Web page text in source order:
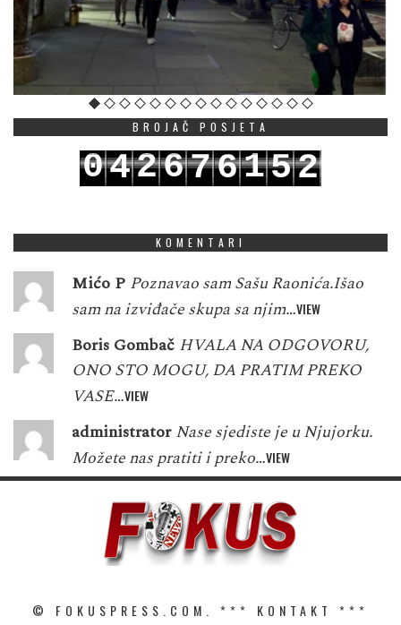
BROJAČ POSJETA
042676152
KOMENTARI
Mićo P Poznavao sam Sašu Raonića.Išao
sam na izviđače skupa sa njim…VIEW
Boris Gombač HVALA NA ODGOVORU,
ONO STO MOGU, DA PRATIM PREKO
VASE…VIEW
administrator Nase sjediste je u Njujorku.
Možete nas pratiti i preko…VIEW
© FOKUSPRESS.COM. *** KONTAKT
***